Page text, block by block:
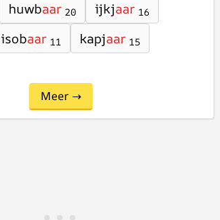
huwbaar 20 ijkjaar 16
isobaar 11 kapjaar 15
Meer →